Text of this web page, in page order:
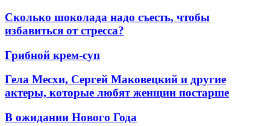
Сколько шоколада надо съесть, чтобы
избавиться от стресса?
Грибной крем-суп
Гела Месхи, Сергей Маковецкий и другие
актеры, которые любят женщин постарше
В ожидании Нового Года